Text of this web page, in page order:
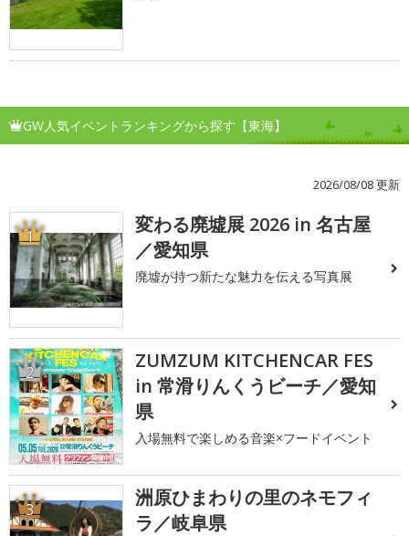
GW人気イベントランキングから探す【東海】
2026/08/08 更新
1
変わる廃墟展 2026 in 名古屋
／愛知県
廃墟が持つ新たな魅力を伝える写真展
2
ZUMZUM KITCHENCAR FES
in 常滑りんくうビーチ／愛知
県
入場無料で楽しめる音楽×フードイベント
3
洲原ひまわりの里のネモフィ
ラ／岐阜県